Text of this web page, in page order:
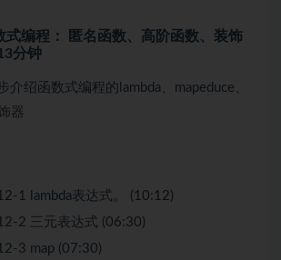
式编程： 匿名函数、高阶函数、装饰
分钟
介绍函数式编程的lambda、mapeduce、
器
1 lambda表达式。 (10:12)
2 三元表达式 (06:30)
3 map (07:30)